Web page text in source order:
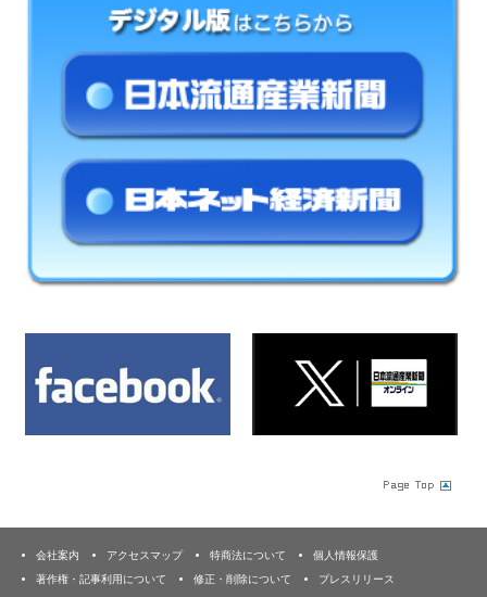
会社案内 アクセスマップ 特商法について
個人情報保護
著作権・記事利用について
修正・削除について プレスリリース